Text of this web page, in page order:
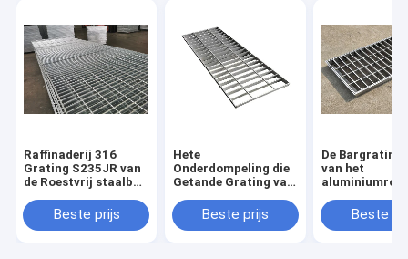
Raffinaderij 316
Grating S235JR van
de Roestvrij staalbar
Beste prijs
Hete
Onderdompeling die
Getande Grating van
voor
Cementinstallaties
Beste prijs
De Bargrating
van het
bedektBeste